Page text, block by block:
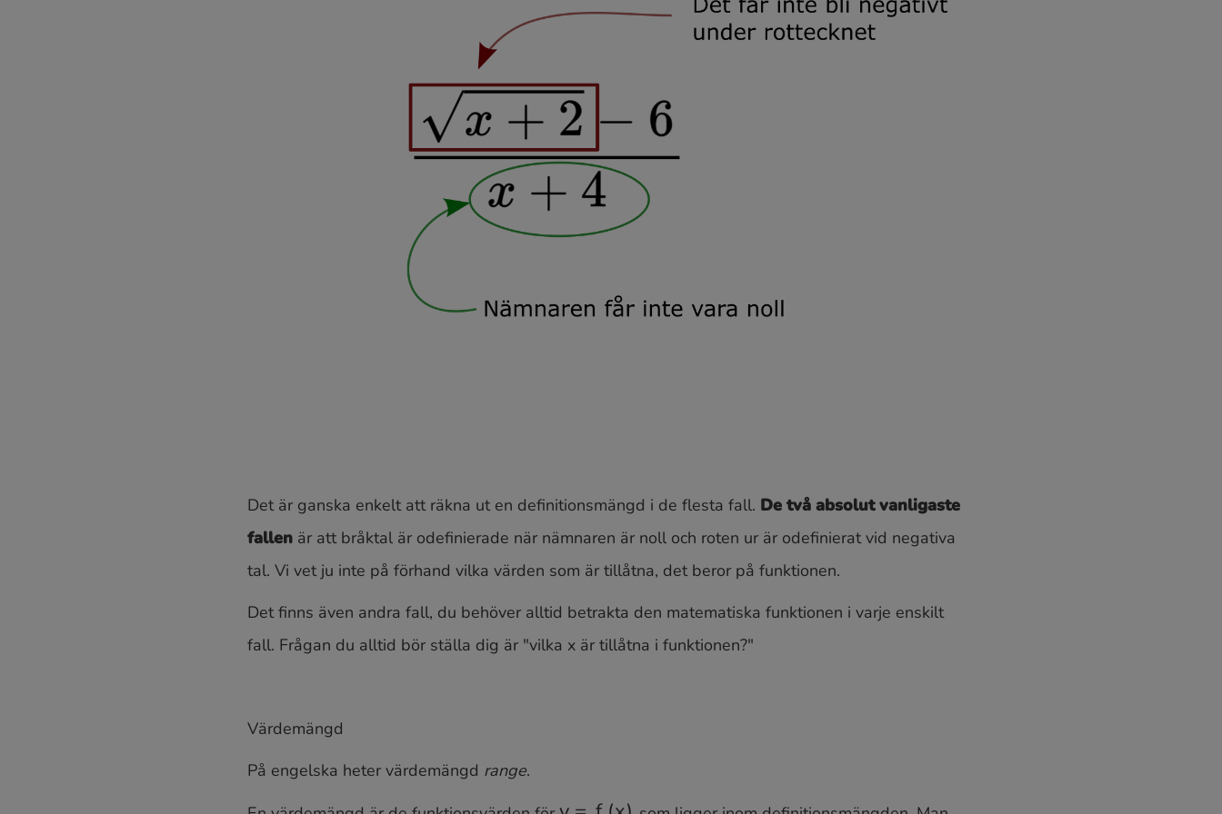
Det är ganska enkelt att räkna ut en definitionsmängd i de flesta fall. De två absolut vanligaste
fallen är att bråktal är odefinierade när nämnaren är noll och roten ur är odefinierat vid negativa
tal. Vi vet ju inte på förhand vilka värden som är tillåtna, det beror på funktionen.
Det finns även andra fall, du behöver alltid betrakta den matematiska funktionen i varje enskilt
fall. Frågan du alltid bör ställa dig är "vilka x är tillåtna i funktionen?"
Värdemängd
På engelska heter värdemängd range.